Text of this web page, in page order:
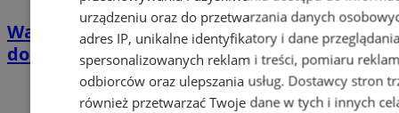
Wakacyjny wypoczynek nad Bałtykiem w
domkach Szmaragdowe Morze
urządzeniu oraz do przetwarzania danych
adres IP, unikalne identyfikatory i dane
spersonalizowanych reklam i treści, pomiaru
odbiorców oraz ulepszania usług. Dostawcy stron
również przetwarzać Twoje dane w tych i innych